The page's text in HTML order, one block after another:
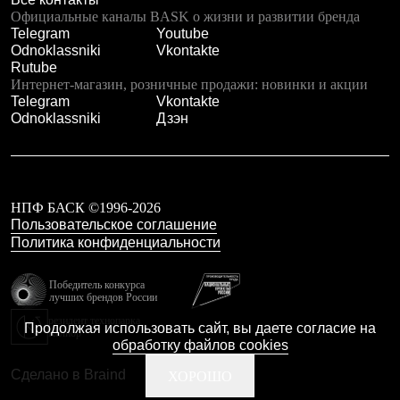
Где купить
Официальные каналы BASK о жизни и развитии бренда
Telegram
Youtube
Odnoklassniki
Vkontakte
Rutube
Интернет-магазин, розничные продажи: новинки и акции
Telegram
Vkontakte
Odnoklassniki
Дзэн
НПФ БАСК ©1996-2026
Пользовательское соглашение
Политика конфиденциальности
Победитель конкурса
лучших брендов России
Калибр
Сделано в Braind
Продолжая использовать сайт, вы даете согласие на
обработку файлов cookies